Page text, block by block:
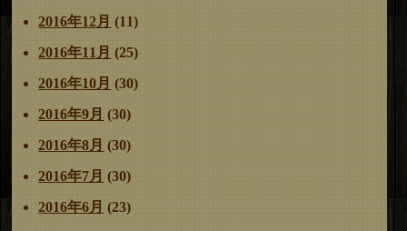
2016年12月 (11)
2016年11月 (25)
2016年10月 (30)
2016年9月 (30)
2016年8月 (30)
2016年7月 (30)
2016年6月 (23)